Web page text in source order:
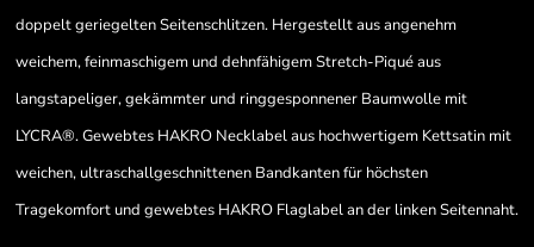
doppelt geriegelten Seitenschlitzen. Hergestellt aus angenehm
weichem, feinmaschigem und dehnfähigem Stretch-Piqué aus
langstapeliger, gekämmter und ringgesponnener Baumwolle mit
LYCRA®. Gewebtes HAKRO Necklabel aus hochwertigem Kettsatin mit
weichen, ultraschallgeschnittenen Bandkanten für höchsten
Tragekomfort und gewebtes HAKRO Flaglabel an der linken Seitennaht.